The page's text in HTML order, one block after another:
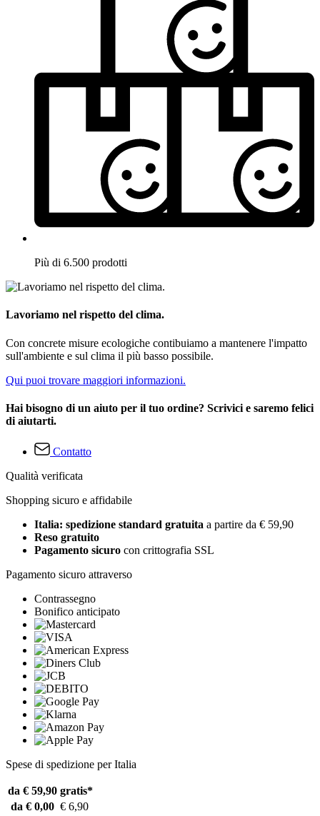
Più di 6.500 prodotti
Lavoriamo nel rispetto del clima.
Con concrete misure ecologiche contibuiamo a mantenere l'impatto
sull'ambiente e sul clima il più basso possibile.
Qui puoi trovare maggiori informazioni.
Hai bisogno di un aiuto per il tuo ordine? Scrivici e saremo felici
di aiutarti.
Contatto
Qualità verificata
Shopping sicuro e affidabile
Italia: spedizione standard gratuita a partire da € 59,90
Reso gratuito
Pagamento sicuro con crittografia SSL
Pagamento sicuro attraverso
Contrassegno
Bonifico anticipato
Spese di spedizione per Italia
da € 59,90 gratis*
da € 0,00 € 6,90